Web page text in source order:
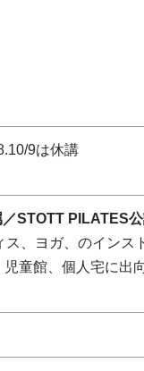
9は休講
PILATES公
、ヨガ、のインス
童館、個人宅に出